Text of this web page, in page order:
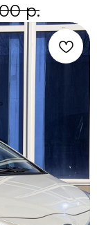
р.